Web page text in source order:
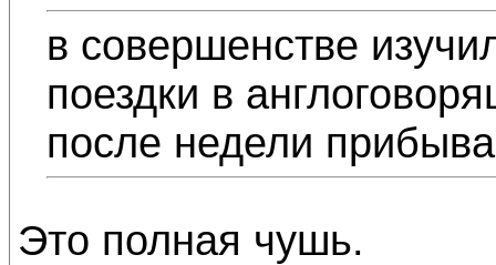
в совершенстве
поездки в
после недели
Это полная чушь.